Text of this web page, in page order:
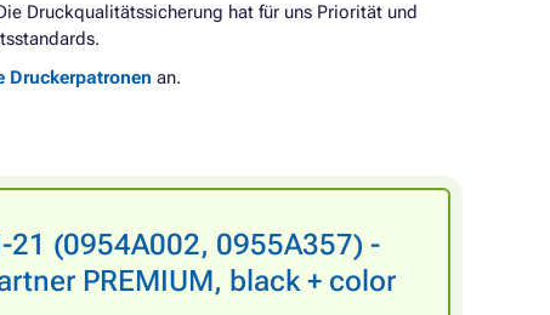
Druckqualitätssicherung hat für uns Priorität und
Druckerpatronen an.
21 (0954A002, 0955A357) -
PREMIUM, black + color